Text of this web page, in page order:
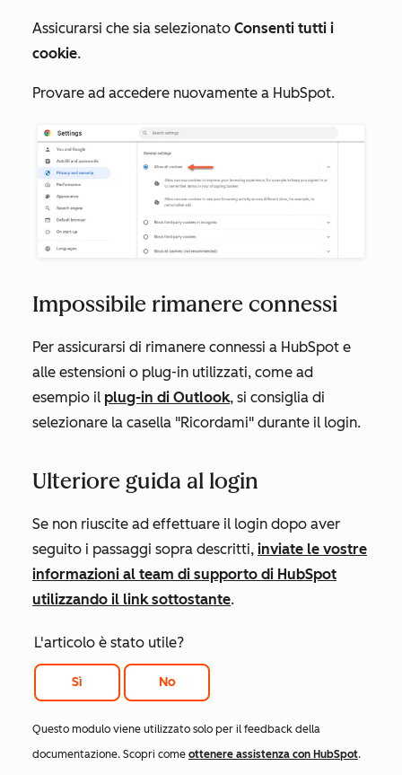
Assicurarsi che sia selezionato Consenti tutti i
cookie.
Provare ad accedere nuovamente a HubSpot.
Impossibile rimanere connessi
Per assicurarsi di rimanere connessi a HubSpot e
alle estensioni o plug-in utilizzati, come ad
esempio il plug-in di Outlook, si consiglia di
selezionare la casella "Ricordami" durante il login.
Ulteriore guida al login
Se non riuscite ad effettuare il login dopo aver
seguito i passaggi sopra descritti, inviate le vostre
informazioni al team di supporto di HubSpot
utilizzando il link sottostante.
L'articolo è stato utile?
Sì No
Questo modulo viene utilizzato solo per il feedback della
documentazione. Scopri come ottenere assistenza con HubSpot.